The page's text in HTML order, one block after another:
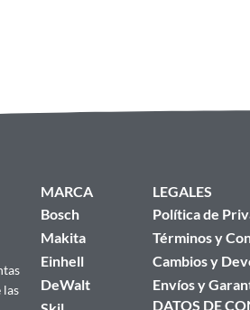
las
MARCA
Bosch
Makita
Einhell
DeWalt
LEGALES
Política de
Términos y
Cambios y
Envíos y
DATOS DE